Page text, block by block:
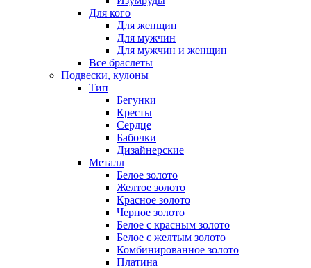
Для кого
Для женщин
Для мужчин
Для мужчин и женщин
Все браслеты
Подвески, кулоны
Тип
Бегунки
Кресты
Сердце
Бабочки
Дизайнерские
Металл
Белое золото
Желтое золото
Красное золото
Черное золото
Белое с красным золото
Белое с желтым золото
Комбинированное золото
Платина